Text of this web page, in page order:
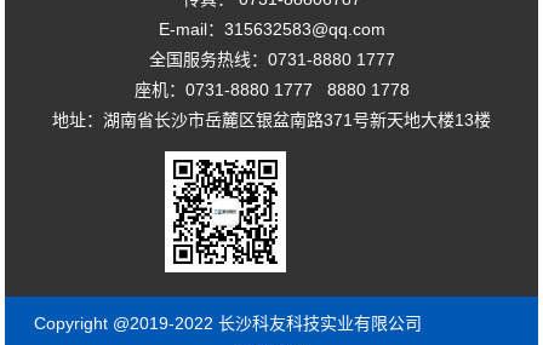
E-mail：315632583@qq.com
全国服务热线：0731-8880 1777
座机：0731-8880 1777 8880 1778
地址：湖南省长沙市岳麓区银盆南路371号新天地大楼13楼
Copyright @2019-2022 长沙科友科技实业有限公司